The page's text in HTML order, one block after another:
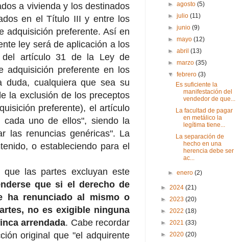
a vivienda y los destinados
en el Título III y entre los
adquisición preferente. Así en
ley será de aplicación a los
del artículo 31 de la Ley de
adquisición preferente en los
duda, cualquiera que sea su
la exclusión de los preceptos
preferente), el artículo
uno de ellos", siendo la
las renuncias genéricas". La
o estableciendo para el
las partes excluyan este
que si el derecho de
ha renunciado al mismo o
no es exigible ninguna
arrendada. Cabe recordar
original que "el adquirente
►agosto(5)
►julio(11)
►junio(9)
►mayo(12)
►abril(13)
►marzo(35)
▼febrero(3)
Es suficiente la
manifestación del
vendedor de que...
La facultad de pagar
en metálico la
legítima tiene...
La separación de
hecho en una
herencia debe ser
ac...
►enero(2)
► 2024 (21)
► 2023 (20)
► 2022 (18)
► 2021 (33)
► 2020 (20)